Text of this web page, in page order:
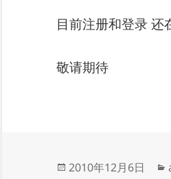
目前注册和登录 还
敬请期待
Posted
2010年12月6日